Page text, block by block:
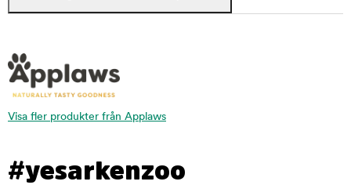
Visa fler produkter från Applaws
#yesarkenzoo